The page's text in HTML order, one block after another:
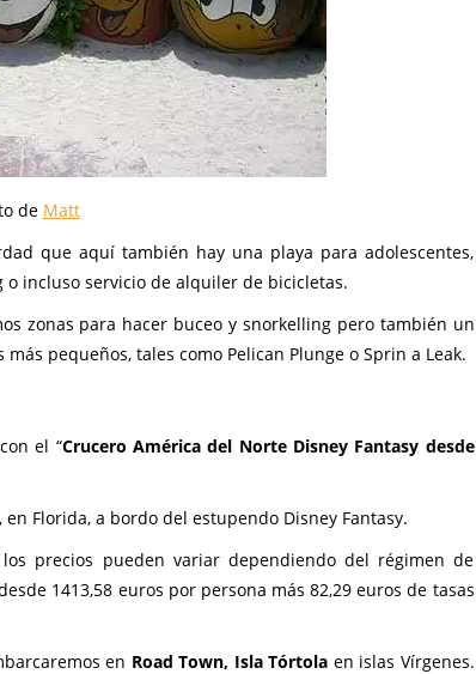
de Matt
que aquí también hay una playa para adolescentes,
incluso servicio de alquiler de bicicletas.
zonas para hacer buceo y snorkelling pero también un
pequeños, tales como Pelican Plunge o Sprin a Leak.
el “Crucero América del Norte Disney Fantasy desde
Florida, a bordo del estupendo Disney Fantasy.
precios pueden variar dependiendo del régimen de
1413,58 euros por persona más 82,29 euros de tasas
en Road Town, Isla Tórtola en islas Vírgenes.